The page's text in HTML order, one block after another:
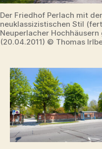
Der Friedhof Perlach mit
neuklassizistischen Stil
Neuperlacher
(20.04.2011) © Thomas